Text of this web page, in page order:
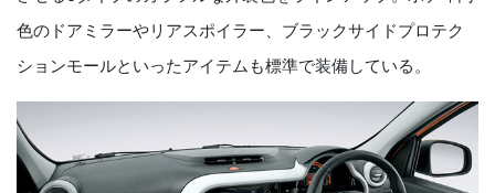
色のドアミラーやリアスポイラー、ブラックサイドプロテク
ションモールといったアイテムも標準で装備している。